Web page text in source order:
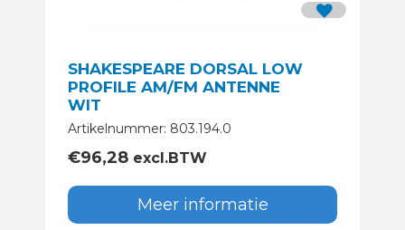
SHAKESPEARE DORSAL LOW
PROFILE AM/FM ANTENNE
WIT
Artikelnummer: 803.194.0
€96,28 excl.BTW
Meer informatie